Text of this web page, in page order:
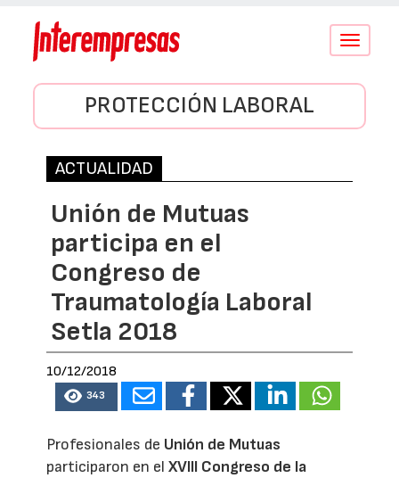
Conmutar
PROTECCIÓN LABORAL
ACTUALIDAD
Unión de Mutuas
participa en el
Congreso de
Traumatología Laboral
Setla 2018
10/12/2018
343
Profesionales de Unión de Mutuas
participaron en elXVIII Congreso de la